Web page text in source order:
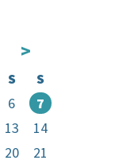
>
S
S
6
7
13
14
20
21